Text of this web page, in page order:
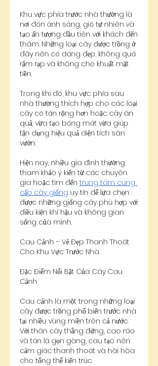
Khu vực phía trước nhà thường là
nơi đón ánh sáng, gió tự nhiên và
tạo ấn tượng đầu tiên với khách đến
thăm. Những loại cây được trồng ở
đây nên có dáng đẹp, không quá
rậm rạp và không che khuất mặt
tiền.
Trong khi đó, khu vực phía sau
nhà thường thích hợp cho các loại
cây có tán rộng hơn hoặc cây ăn
quả, vừa tạo bóng mát vừa giúp
tận dụng hiệu quả diện tích sân
vườn.
Hiện nay, nhiều gia đình thường
tham khảo ý kiến từ các chuyên
gia hoặc tìm đến trung tâm cung
cấp cây giống uy tín để lựa chọn
được những giống cây phù hợp với
điều kiện khí hậu và không gian
sống của mình.
Cau Cảnh – Vẻ Đẹp Thanh Thoát
Cho Khu Vực Trước Nhà
Đặc Điểm Nổi Bật Của Cây Cau
Cảnh
Cau cảnh là một trong những loại
cây được trồng phổ biến trước nhà
tại nhiều vùng miền trên cả nước.
Với thân cây thẳng đứng, cao ráo
và tán lá gọn gàng, cau tạo nên
cảm giác thanh thoát và hài hòa
cho tổng thể kiến trúc.